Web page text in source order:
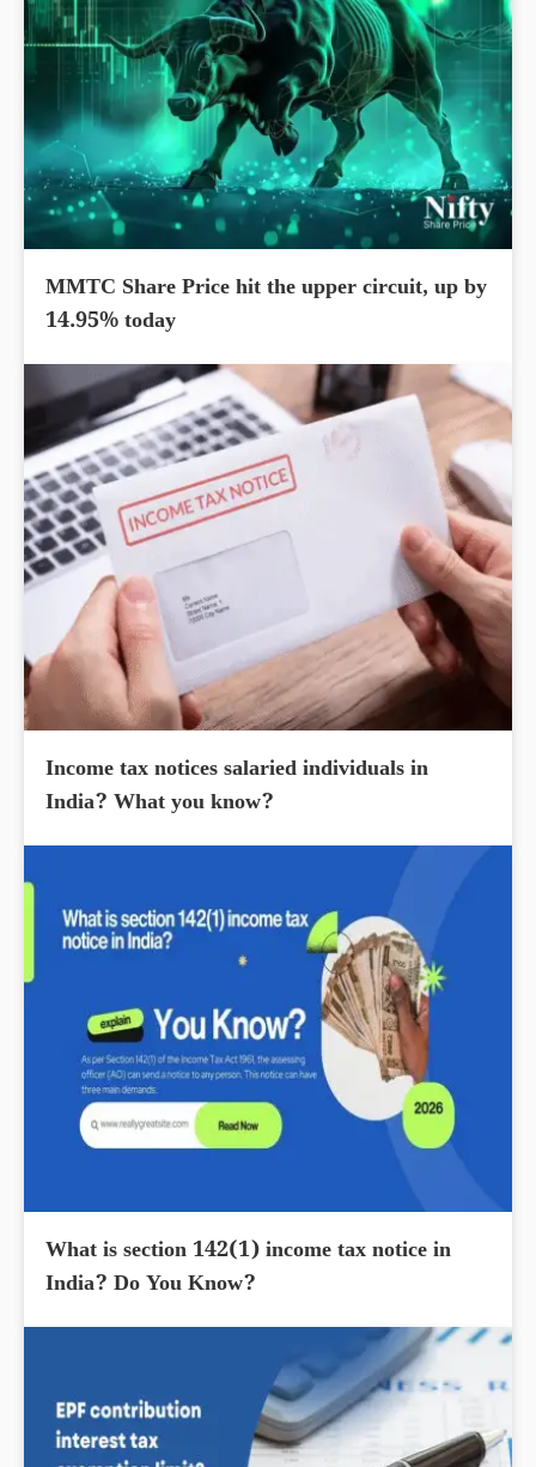
MMTC Share Price hit the upper circuit, up by
14.95% today
Income tax notices salaried individuals in
India? What you know?
What is section 142(1) income tax notice in
India? Do You Know?